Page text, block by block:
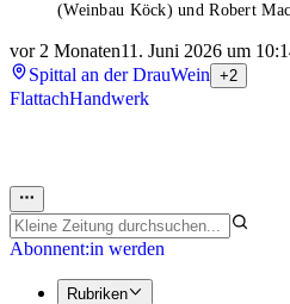
(Weinbau Köck) und Robert
vor 2 Monaten11. Juni 2026 um
Spittal an der DrauWein +2
FlattachHandwerk
Abonnent:in werden
Rubriken